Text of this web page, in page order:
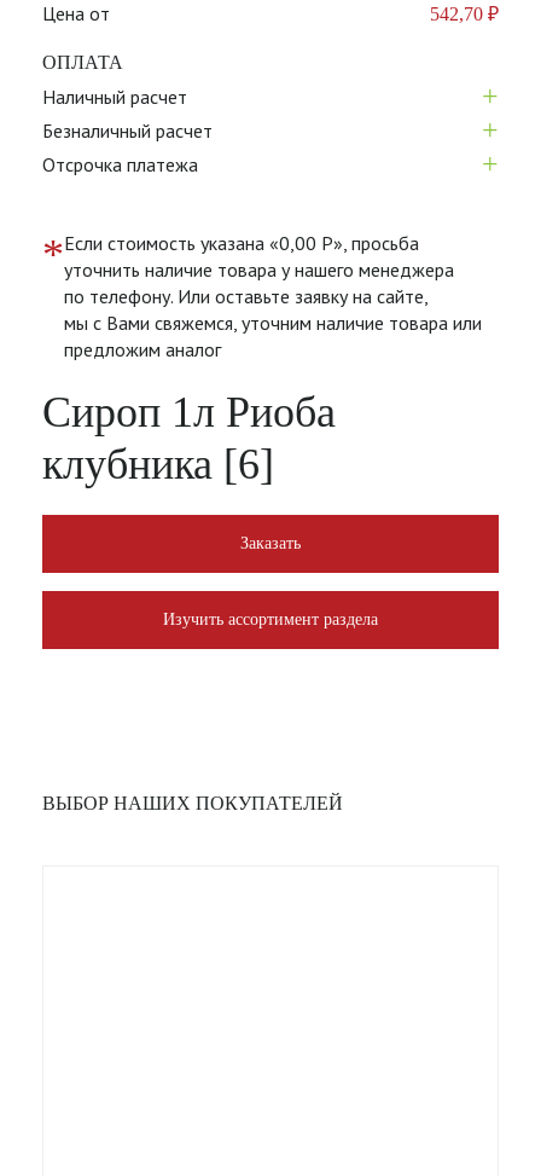
Сироп 1л Риоба
клубника [6]
Цена от
542,70 ₽
ОПЛАТА
Наличный расчет +
Безналичный расчет +
Отсрочка платежа +
*Если стоимость указана «0,00 Р», просьба
уточнить наличие товара у нашего менеджера
по телефону. Или оставьте заявку на сайте,
мы с Вами свяжемся, уточним наличие товара или
предложим аналог
Заказать
Изучить ассортимент раздела
ВЫБОР НАШИХ ПОКУПАТЕЛЕЙ